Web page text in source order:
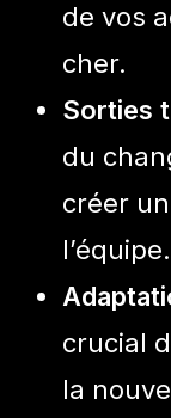
de vos
cher.
Sorties
du
créer
l’équipe.
crucial
la